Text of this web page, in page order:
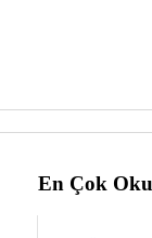
En Çok